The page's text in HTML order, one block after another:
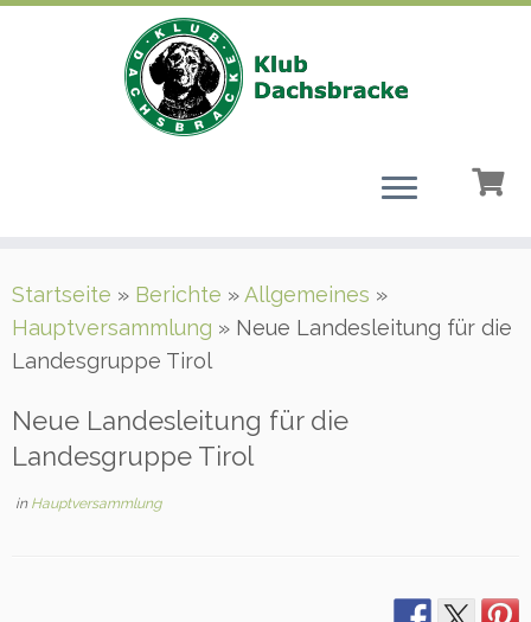
Inhalt
springen
Startseite » Berichte »Allgemeines »
Hauptversammlung » Neue Landesleitung für die
Landesgruppe Tirol
Neue Landesleitung für die
Landesgruppe Tirol
in Hauptversammlung